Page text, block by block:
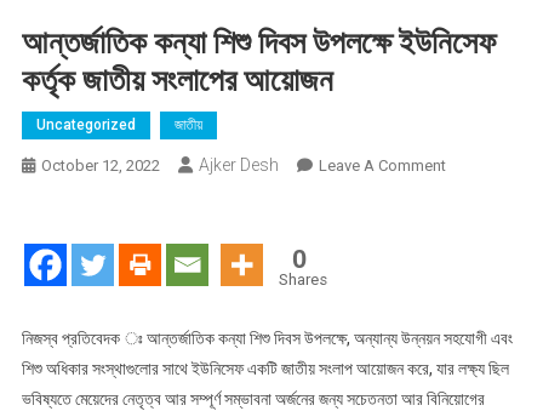
আন্তর্জাতিক কন্যা শিশু দিবস উপলক্ষে ইউনিসেফ
কর্তৃক জাতীয় সংলাপের আয়োজন
Uncategorized জাতীয়
October 12, 2022 Ajker Desh Leave A CommentOn
ইউনিসেফ
কর্তৃক
জাতীয়
0
Shares
নিজস্ব প্রতিবেদক ঃ আন্তর্জাতিক কন্যা শিশু দিবস উপলক্ষে, অন্যান্য উন্নয়ন সহযোগী এবং
শিশু অধিকার সংস্থাগুলোর সাথে ইউনিসেফ একটি জাতীয় সংলাপ আয়োজন করে, যার লক্ষ্য ছিল
ভবিষ্যতে মেয়েদের নেতৃত্ব আর সম্পূর্ণ সম্ভাবনা অর্জনের জন্য সচেতনতা আর বিনিয়োগের